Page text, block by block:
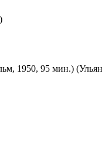
1950, 95 мин.)